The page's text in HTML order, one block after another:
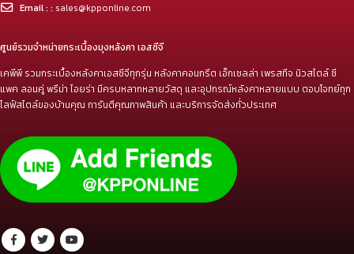
Email : : sales@kpponline.com
ศูนย์รวมจำหน่ายกระเบื้องมุงหลังคา เอสซีจี
เคพีพี รวมกระเบื้องหลังคาเอสซีจีทุกรุ่น หลังคาคอนกรีต เอ็กเซลล่า เพรสทีจ นิวสไตล์ ซี
แพค ลอนคู่ พรีม่า ไอยร่า มีครบหลากหลายวัสดุ และอุปกรณ์หลังคาหลายแบบ ตอบโจทย์ทุก
ไลฟ์สไตล์ของบ้านคุณ การันตีคุณภาพสินค้า และบริการจัดส่งทั่วประเทศ